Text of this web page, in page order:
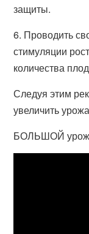
защиты.
6. Проводить
стимуляции
количества
Следуя этим
увеличить
БОЛЬШОЙ